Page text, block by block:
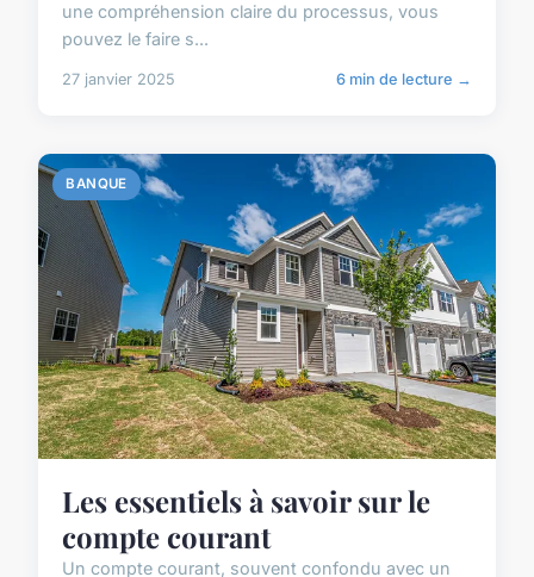
une compréhension claire du processus, vous
pouvez le faire s...
27 janvier 2025 6 min de lecture →
BANQUE
Les essentiels à savoir sur le
compte courant
Un compte courant, souvent confondu avec un